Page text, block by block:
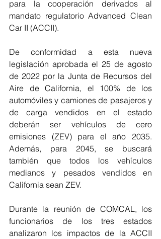
para la cooperación derivados al
mandato regulatorio Advanced Clean
Car II (ACCII).
De conformidad a esta nueva
legislación aprobada el 25 de agosto
de 2022 por la Junta de Recursos del
Aire de California, el 100% de los
automóviles y camiones de pasajeros y
de carga vendidos en el estado
deberán ser vehículos de cero
emisiones (ZEV) para el año 2035.
Además, para 2045, se buscará
también que todos los vehículos
medianos y pesados vendidos en
California sean ZEV.
Durante la reunión de COMCAL, los
funcionarios de los tres estados
analizaron los impactos de la ACCII